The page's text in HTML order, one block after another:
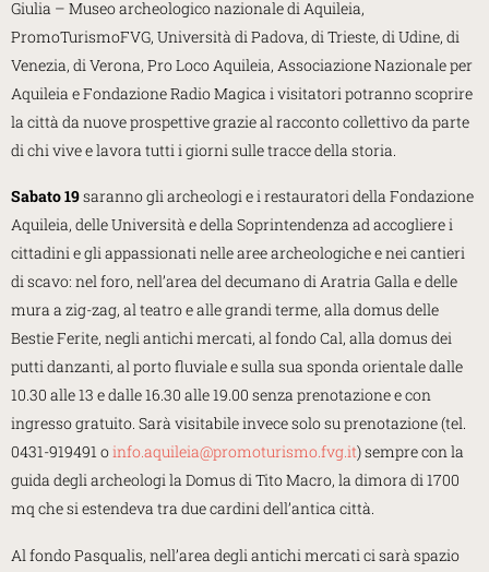
Giulia – Museo archeologico nazionale di Aquileia,
PromoTurismoFVG, Università di Padova, di Trieste, di Udine, di
Venezia, di Verona, Pro Loco Aquileia, Associazione Nazionale per
Aquileia e Fondazione Radio Magica i visitatori potranno scoprire
la città da nuove prospettive grazie al racconto collettivo da parte
di chi vive e lavora tutti i giorni sulle tracce della storia.
Sabato 19saranno gli archeologi e i restauratori della Fondazione
Aquileia, delle Università e della Soprintendenza ad accogliere i
cittadini e gli appassionati nelle aree archeologiche e nei cantieri
di scavo: nel foro, nell’area del decumano di Aratria Galla e delle
mura a zig-zag, al teatro e alle grandi terme, alla domus delle
Bestie Ferite, negli antichi mercati, al fondo Cal, alla domus dei
putti danzanti, al porto fluviale e sulla sua sponda orientale dalle
10.30 alle 13 e dalle 16.30 alle 19.00 senza prenotazione e con
ingresso gratuito. Sarà visitabile invece solo su prenotazione (tel.
0431-919491 oinfo.aquileia@promoturismo.fvg.it) sempre con la
guida degli archeologi la Domus di Tito Macro, la dimora di 1700
mq che si estendeva tra due cardini dell’antica città.
Al fondo Pasqualis, nell’area degli antichi mercati ci sarà spazio